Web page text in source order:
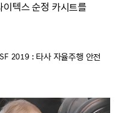
텍스 순정 카시트를
2019 : 타사 자율주행 안전